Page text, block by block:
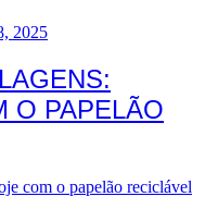
2025
O PAPELÃO